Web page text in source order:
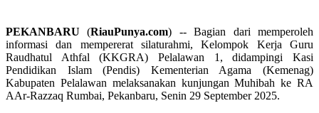
PEKANBARU (RiauPunya.com) -- Bagian dari memperoleh
informasi dan mempererat silaturahmi, Kelompok Kerja Guru
Raudhatul Athfal (KKGRA) Pelalawan 1, didampingi Kasi
Pendidikan Islam (Pendis) Kementerian Agama (Kemenag)
Kabupaten Pelalawan melaksanakan kunjungan Muhibah ke RA
AAr-Razzaq Rumbai, Pekanbaru, Senin 29 September 2025.